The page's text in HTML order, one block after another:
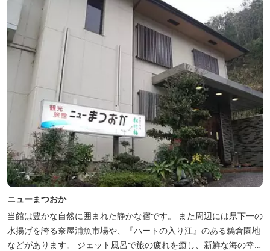
ニューまつおか
当館は豊かな自然に囲まれた静かな宿です。 また周辺には県下一の
水揚げを誇る奈屋浦魚市場や、『ハートの入り江』のある鵜倉園地
などがあります。 ジェット風呂で旅の疲れを癒し、新鮮な海の幸を